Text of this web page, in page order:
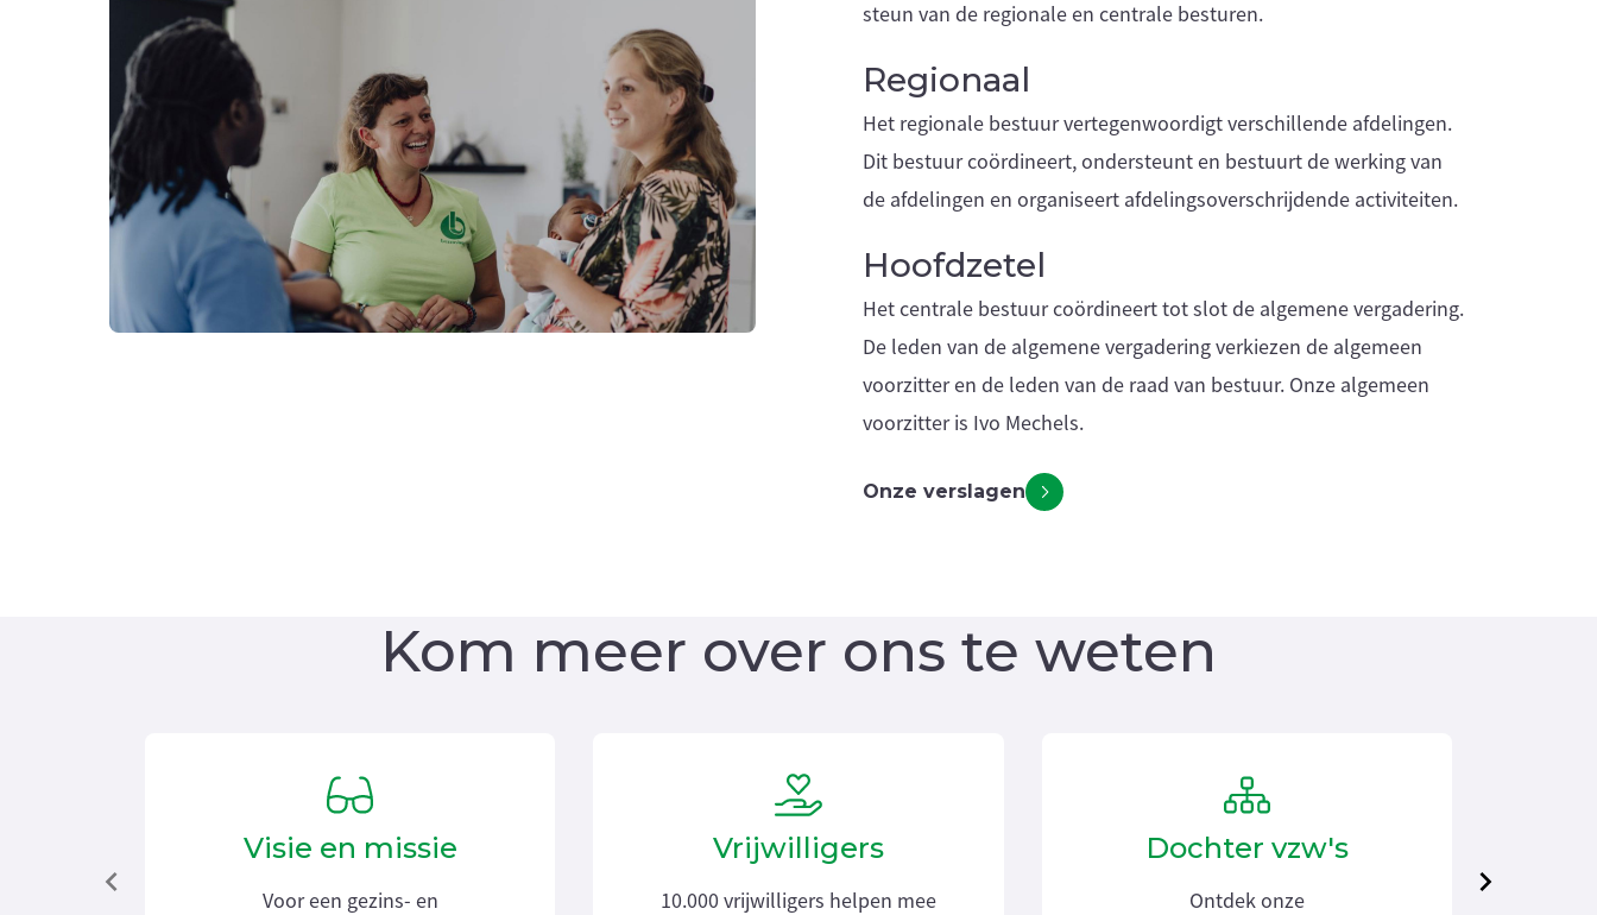
steun van de regionale en centrale besturen.
Regionaal
Het regionale bestuur vertegenwoordigt verschillende afdelingen.
Dit bestuur coördineert, ondersteunt en bestuurt de werking van
de afdelingen en organiseert afdelingsoverschrijdende activiteiten.
Hoofdzetel
Het centrale bestuur coördineert tot slot de algemene vergadering.
De leden van de algemene vergadering verkiezen de algemeen
voorzitter en de leden van de raad van bestuur. Onze algemeen
voorzitter is Ivo Mechels.
Onze verslagen
Kom meer over ons te weten
Visie en missie
Voor een gezins- en
Vrijwilligers
10.000 vrijwilligers helpen mee
Dochter vzw's
Ontdek onze